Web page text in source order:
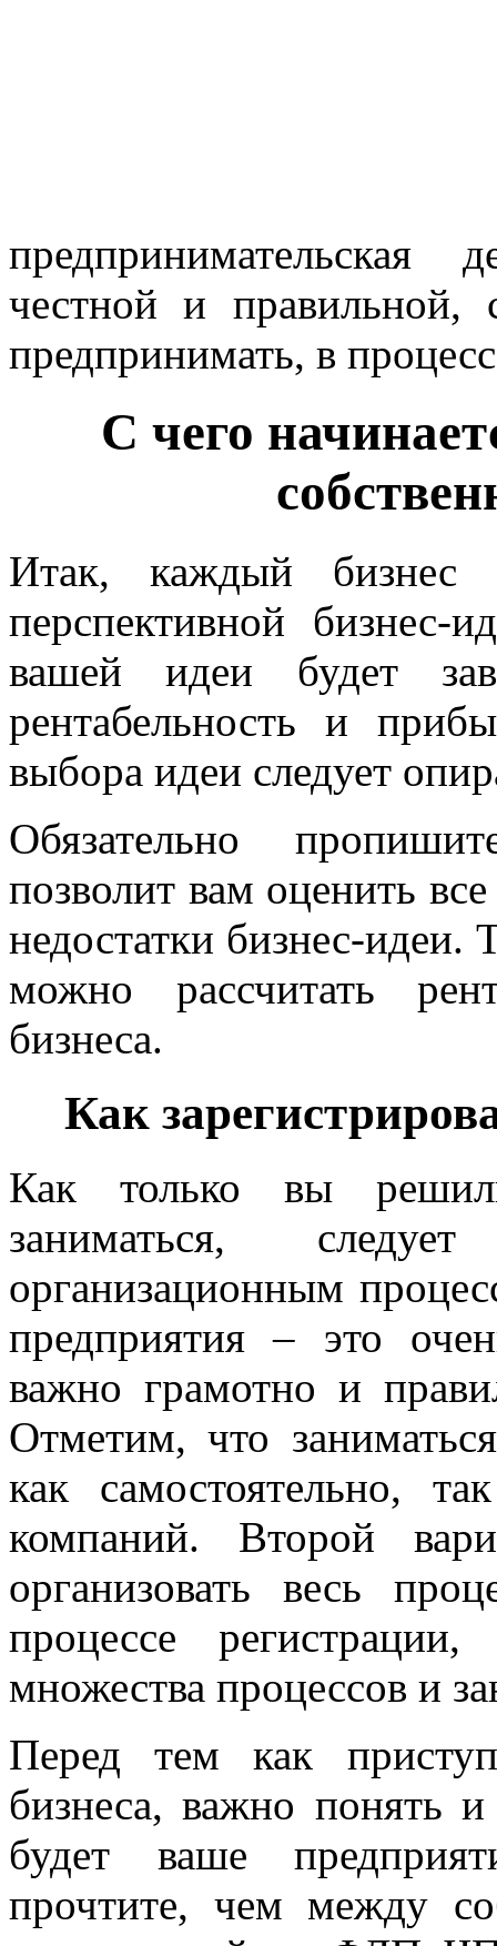
предпринимательская
честной и правильной,
предпринимать, в
С чего
Итак, каждый бизнес
перспективной
вашей идеи будет
рентабельность и
выбора идеи следует
Обязательно
позволит вам оценить
недостатки бизнес-
можно рассчитать
бизнеса.
Как
Как только вы
заниматься,
организационным
предприятия – это
важно грамотно и
Отметим, что
как самостоятельно,
компаний. Второй
организовать весь
процессе
множества процессов и
Перед тем как
бизнеса, важно понять
будет ваше
прочтите, чем между